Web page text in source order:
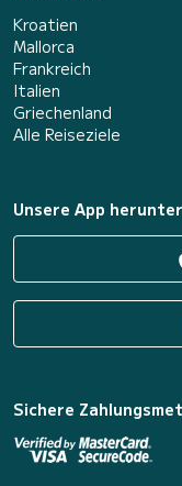
Kroatien
Mallorca
Frankreich
Italien
Griechenland
Alle Reiseziele
Unsere App
Sichere